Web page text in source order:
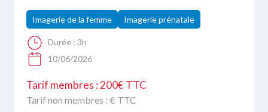
Imagerie de la femme Imagerie prénatale
Durée : 3h
10/06/2026
Tarif membres : 200€ TTC
Tarif non membres : € TTC